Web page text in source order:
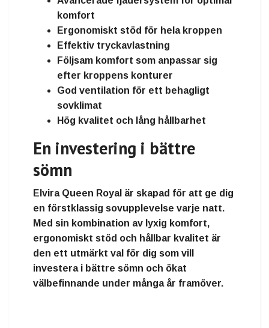
komfort
Ergonomiskt stöd för hela kroppen
Effektiv tryckavlastning
Följsam komfort som anpassar sig
efter kroppens konturer
God ventilation för ett behagligt
sovklimat
Hög kvalitet och lång hållbarhet
En investering i bättre
sömn
Elvira Queen Royal är skapad för att ge dig
en förstklassig sovupplevelse varje natt.
Med sin kombination av lyxig komfort,
ergonomiskt stöd och hållbar kvalitet är
den ett utmärkt val för dig som vill
investera i bättre sömn och ökat
välbefinnande under många år framöver.